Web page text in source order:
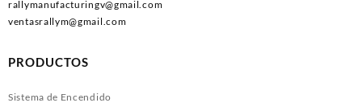
rallymanufacturingv@gmail.com
ventasrallym@gmail.com
PRODUCTOS
Sistema de Encendido